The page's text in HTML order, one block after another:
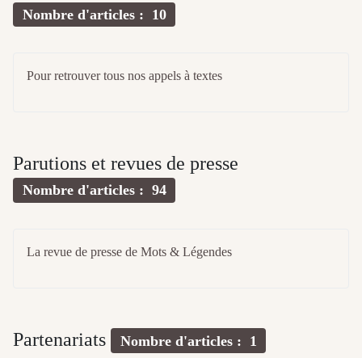
Nombre d'articles : 10
Pour retrouver tous nos appels à textes
Parutions et revues de presse
Nombre d'articles : 94
La revue de presse de Mots & Légendes
Partenariats Nombre d'articles : 1